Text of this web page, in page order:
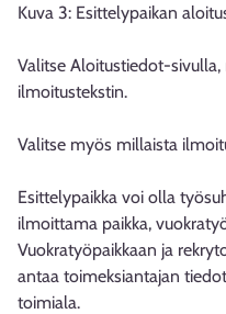
Kuva 3: Esittelypaikan
Valitse Aloitustiedot-
ilmoitustekstin.
Valitse myös millaista
Esittelypaikka voi olla
ilmoittama paikka,
Vuokratyöpaikkaan ja
antaa toimeksiantajan
toimiala.